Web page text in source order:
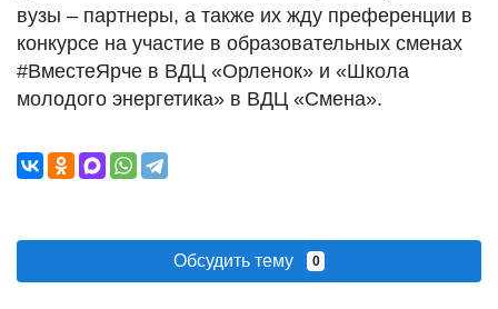
вузы – партнеры, а также их жду преференции в
конкурсе на участие в образовательных сменах
#ВместеЯрче в ВДЦ «Орленок» и «Школа
молодого энергетика» в ВДЦ «Смена».
Обсудить тему 0